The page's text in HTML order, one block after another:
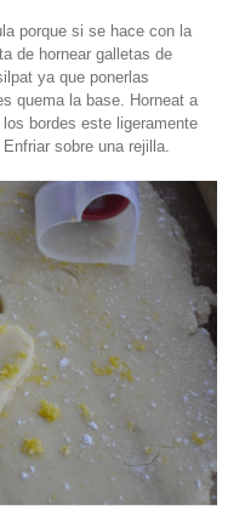
porque si se hace con la
de hornear galletas de
ya que ponerlas
quema la base. Horneat a
bordes este ligeramente
sobre una rejilla.